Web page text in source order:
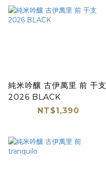
純米吟釀 古伊萬里 前 干支
2026 BLACK
NT$1,390